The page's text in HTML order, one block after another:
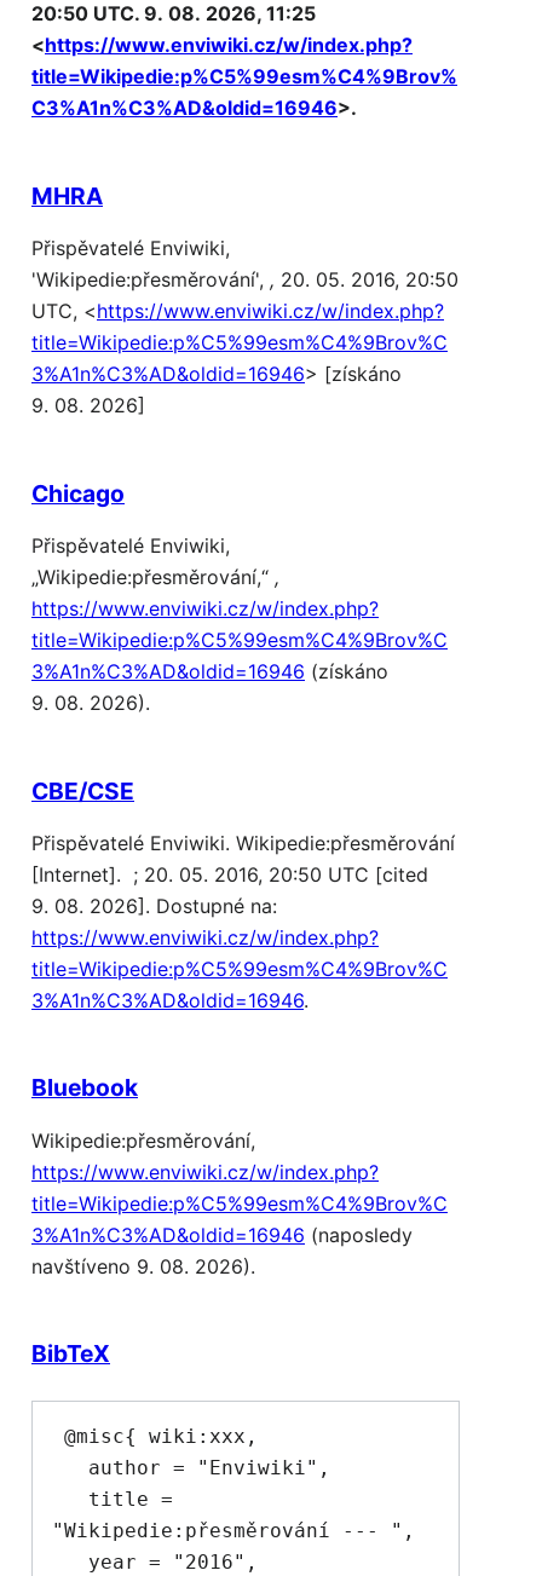
20:50 UTC. 9. 08. 2026, 11:25
<https://www.enviwiki.cz/w/index.php?
title=Wikipedie:p%C5%99esm%C4%9Brov%
C3%A1n%C3%AD&oldid=16946>.
MHRA
Přispěvatelé Enviwiki,
'Wikipedie:přesměrování', , 20. 05. 2016, 20:50
UTC, <https://www.enviwiki.cz/w/index.php?
title=Wikipedie:p%C5%99esm%C4%9Brov%C
3%A1n%C3%AD&oldid=16946> [získáno
9. 08. 2026]
Chicago
Přispěvatelé Enviwiki,
„Wikipedie:přesměrování,“ ,
https://www.enviwiki.cz/w/index.php?
title=Wikipedie:p%C5%99esm%C4%9Brov%C
3%A1n%C3%AD&oldid=16946 (získáno
9. 08. 2026).
CBE/CSE
Přispěvatelé Enviwiki. Wikipedie:přesměrování
[Internet]. ; 20. 05. 2016, 20:50 UTC [cited
9. 08. 2026]. Dostupné na:
https://www.enviwiki.cz/w/index.php?
title=Wikipedie:p%C5%99esm%C4%9Brov%C
3%A1n%C3%AD&oldid=16946.
Bluebook
Wikipedie:přesměrování,
https://www.enviwiki.cz/w/index.php?
title=Wikipedie:p%C5%99esm%C4%9Brov%C
3%A1n%C3%AD&oldid=16946 (naposledy
navštíveno 9. 08. 2026).
BibTeX
"Wikipedie:přesměrování --- ",